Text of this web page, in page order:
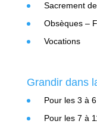
Sacrement
Obsèques –
Vocations
Grandir dans
Pour les 3 à
Pour les 7 à